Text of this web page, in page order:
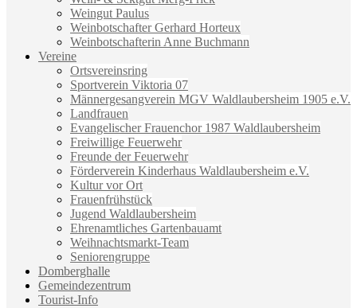
Weingut Paulus
Weinbotschafter Gerhard Horteux
Weinbotschafterin Anne Buchmann
Vereine
Ortsvereinsring
Sportverein Viktoria 07
Männergesangverein MGV Waldlaubersheim 1905 e.V.
Landfrauen
Evangelischer Frauenchor 1987 Waldlaubersheim
Freiwillige Feuerwehr
Freunde der Feuerwehr
Förderverein Kinderhaus Waldlaubersheim e.V.
Kultur vor Ort
Frauenfrühstück
Jugend Waldlaubersheim
Ehrenamtliches Gartenbauamt
Weihnachtsmarkt-Team
Seniorengruppe
Domberghalle
Gemeindezentrum
Tourist-Info